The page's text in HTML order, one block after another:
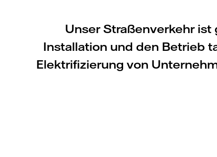
Unser Straßenverkehr
Installation und den Betrieb
Elektrifizierung von